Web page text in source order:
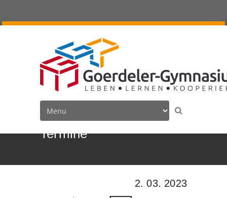
Termine
2. 03. 2023